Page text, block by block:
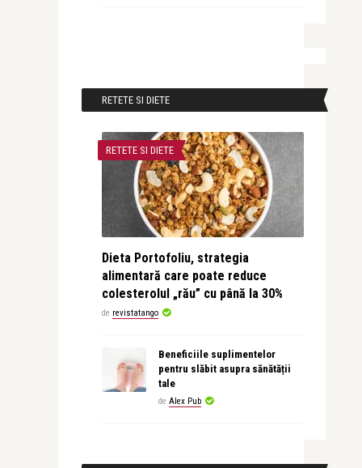
RETETE SI DIETE
RETETE SI DIETE
Dieta Portofoliu, strategia
alimentară care poate reduce
colesterolul „rău” cu până la 30%
de revistatango
Beneficiile suplimentelor
pentru slăbit asupra sănătății
tale
de Alex Pub